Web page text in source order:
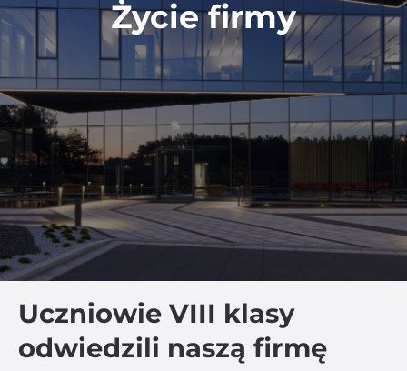
Życie firmy
Uczniowie VIII klasy
odwiedzili naszą firmę